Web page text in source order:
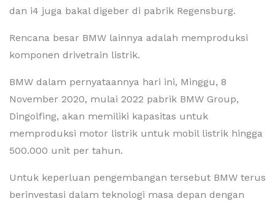
dan i4 juga bakal digeber di pabrik Regensburg.
Rencana besar BMW lainnya adalah memproduksi
komponen drivetrain listrik.
BMW dalam pernyataannya hari ini, Minggu, 8
November 2020, mulai 2022 pabrik BMW Group,
Dingolfing, akan memiliki kapasitas untuk
memproduksi motor listrik untuk mobil listrik hingga
500.000 unit per tahun.
Untuk keperluan pengembangan tersebut BMW terus
berinvestasi dalam teknologi masa depan dengan